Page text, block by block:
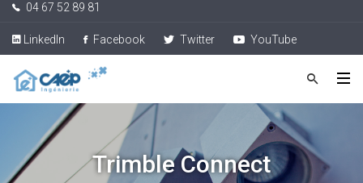
04 67 52 89 81
LinkedIn Facebook Twitter YouTube
Trimble Connect